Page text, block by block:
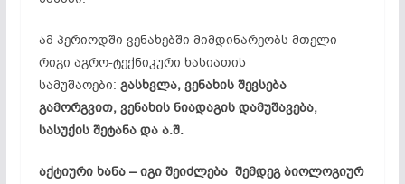
ამ პერიოდში ვენახებში მიმდინარეობს მთელი
რიგი აგრო-ტექნიკური ხასიათის
სამუშაოები: გასხვლა, ვენახის შევსება
გამორგვით, ვენახის ნიადაგის დამუშავება,
სასუქის შეტანა და ა.შ.
აქტიური ხანა – იგი შეიძლება შემდეგ ბიოლოგიურ